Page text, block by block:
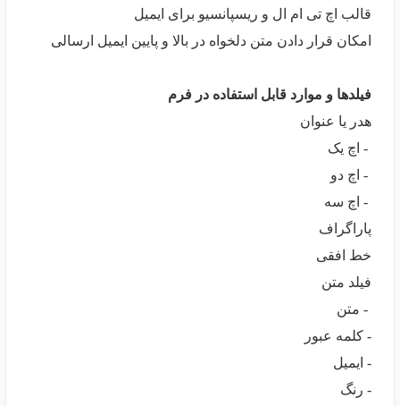
قالب اچ تی ام ال و ریسپانسیو برای ایمیل
امکان قرار دادن متن دلخواه در بالا و پایین ایمیل ارسالی
فیلدها و موارد قابل استفاده در فرم
هدر یا عنوان
- اچ یک
- اچ دو
- اچ سه
پاراگراف
خط افقی
فیلد متن
- متن
- کلمه عبور
- ایمیل
- رنگ